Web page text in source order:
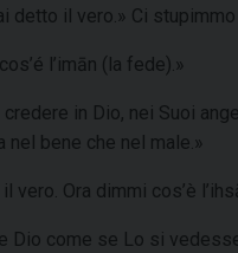
detto il vero.» Ci
l’imān (la fede).»
credere in Dio, nei Suoi
nel bene che nel male.»
vero. Ora dimmi cos’è
Dio come se Lo si